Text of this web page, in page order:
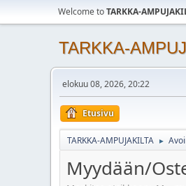
Welcome toTARKKA-
TARKKA-
elokuu 08, 2026, 20:22
Etusivu
TARKKA-AMPUJAKILTA ►
Myydään/